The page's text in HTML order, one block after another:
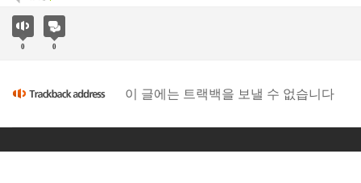
0 0
이 글에는 트랙백을 보낼 수 없습니다